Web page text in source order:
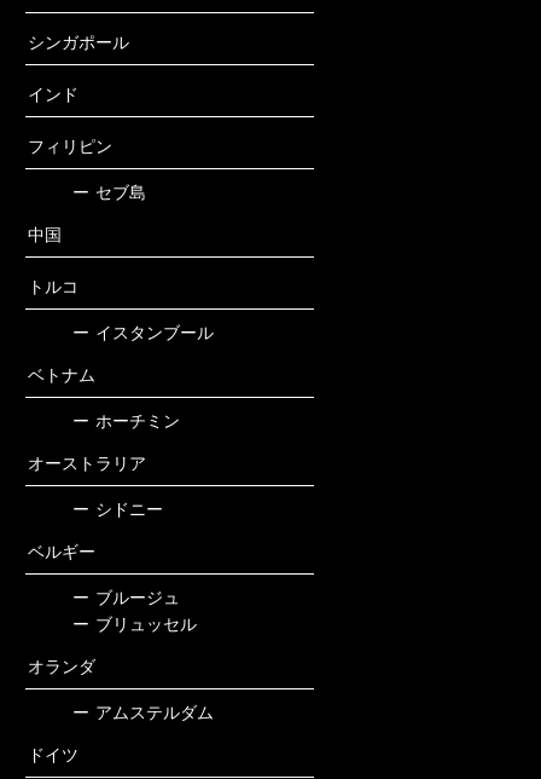
シンガポール
インド
フィリピン
ー セブ島
中国
トルコ
ー イスタンブール
ベトナム
ー ホーチミン
オーストラリア
ー シドニー
ベルギー
ー ブルージュ
ー ブリュッセル
オランダ
ー アムステルダム
ドイツ